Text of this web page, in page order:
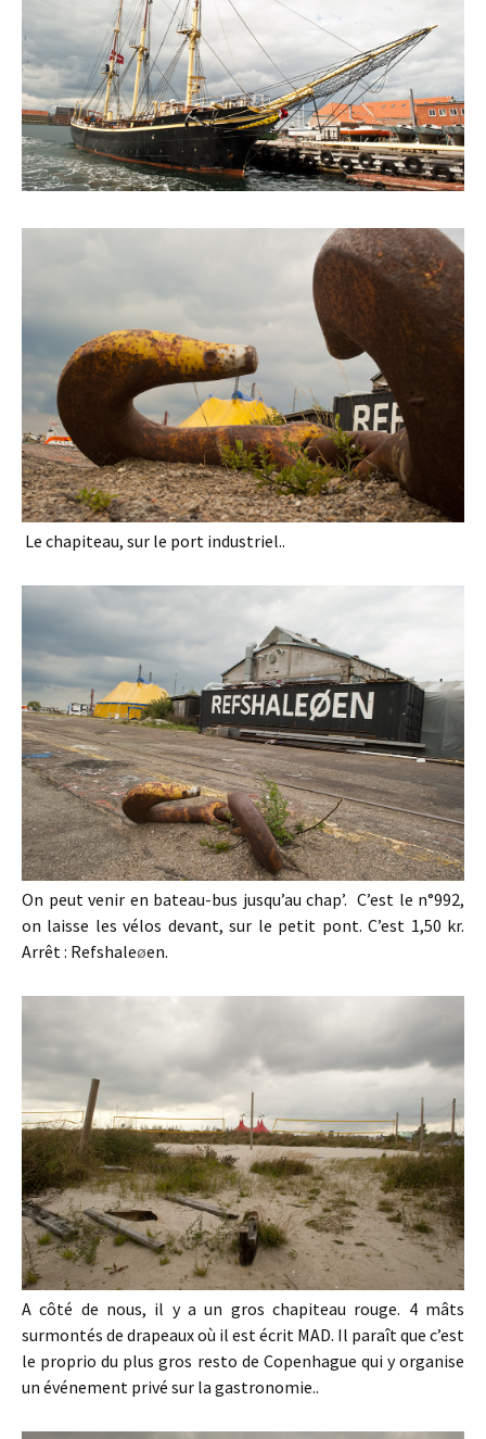
Le chapiteau, sur le port industriel..
On peut venir en bateau-bus jusqu’au chap’. C’est le n°992,
on laisse les vélos devant, sur le petit pont. C’est 1,50 kr.
Arrêt : Refshaleøen.
A côté de nous, il y a un gros chapiteau rouge. 4 mâts
surmontés de drapeaux où il est écrit MAD. Il paraît que c’est
le proprio du plus gros resto de Copenhague qui y organise
un événement privé sur la gastronomie..